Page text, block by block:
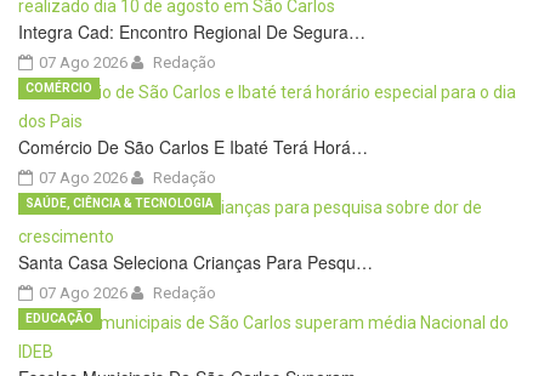
Integra Cad: Encontro Regional De Segura…
07 Ago 2026 Redação
Comércio De São Carlos E Ibaté Terá Horá…
07 Ago 2026
COMÉRCIO
Redação
Santa Casa Seleciona Crianças Para Pesqu…
07 Ago 2026
SAÚDE, CIÊNCIA & TECNOLOGIA
Redação
EDUCAÇÃO